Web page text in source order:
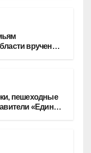
вручены
пешеходные
«Единой